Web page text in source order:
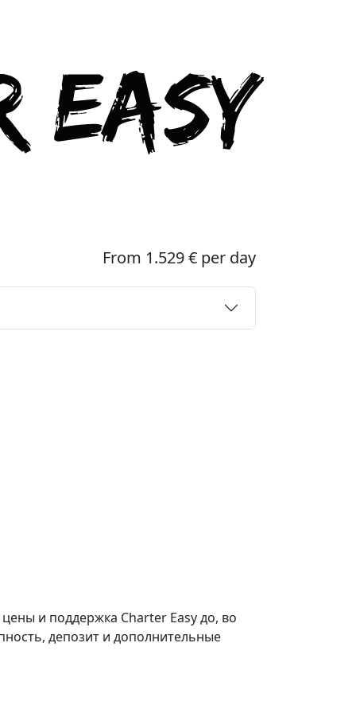
From 1.529 € per day
и поддержка Charter Easy до, во
депозит и дополнительные